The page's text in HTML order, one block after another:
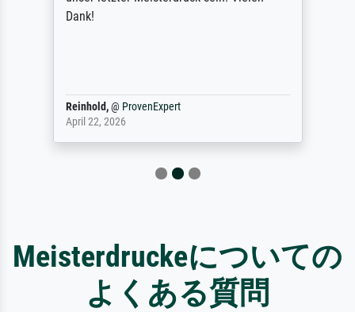
Dank!
Reinhold,@ ProvenExpert
April 22, 2026
Meisterdruckeについての
よくある質問